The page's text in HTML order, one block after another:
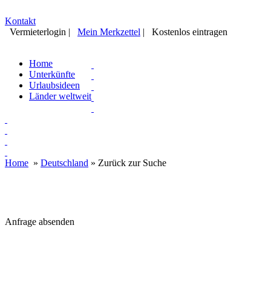
Kontakt
Vermieterlogin | Mein Merkzettel | Kostenlos eintragen
Home
Unterkünfte
Urlaubsideen
Länder weltweit
Home » Deutschland » Zurück zur Suche
Anfrage absenden